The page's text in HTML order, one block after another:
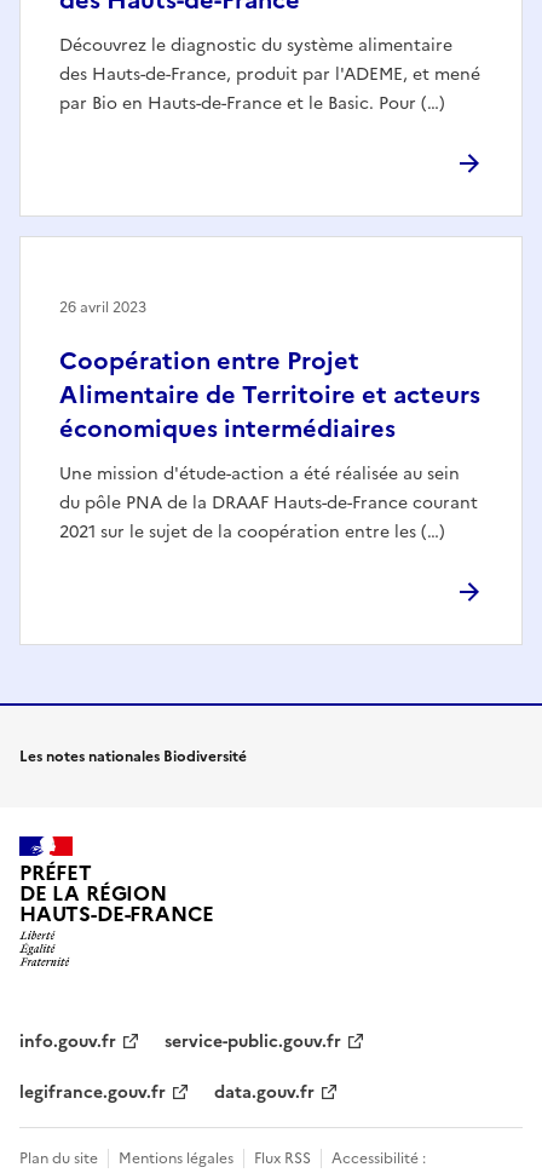
Découvrez le diagnostic du système alimentaire
des Hauts-de-France, produit par l'ADEME, et mené
par Bio en Hauts-de-France et le Basic. Pour (…)
Coopération entre Projet
Alimentaire de Territoire et acteurs
économiques intermédiaires
Une mission d'étude-action a été réalisée au sein
du pôle PNA de la DRAAF Hauts-de-France courant
2021 sur le sujet de la coopération entre les (…)
26 avril 2023
Les notes nationales Biodiversité
PRÉFET
DE LA RÉGION
HAUTS-DE-FRANCE
info.gouv.fr
service-public.gouv.fr
legifrance.gouv.fr
data.gouv.fr
Plan du site Mentions légales Flux RSS Accessibilité :